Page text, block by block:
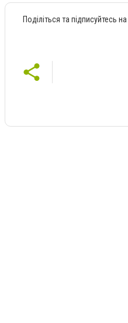
Поділіться та підписуйтесь